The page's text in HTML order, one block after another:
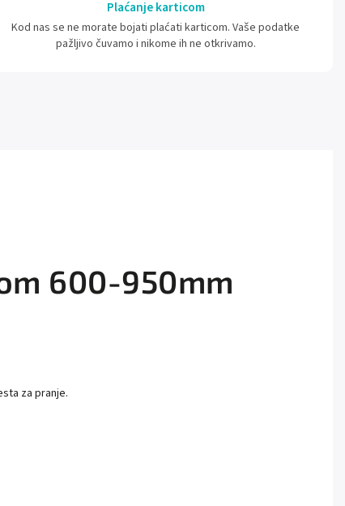
Plaćanje karticom
Kod nas se ne morate bojati plaćati karticom. Vaše podatke
pažljivo čuvamo i nikome ih ne otkrivamo.
600-950mm
za pranje.